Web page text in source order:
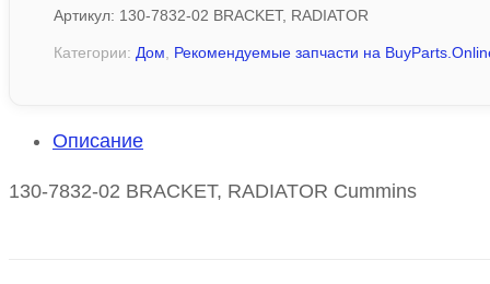
Артикул: 130-7832-02 BRACKET, RADIATOR
Категории: Дом, Рекомендуемые запчасти на
Описание
130-7832-02 BRACKET, RADIATOR Cummins